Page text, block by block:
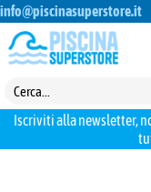
info@piscinasuperstore.it
Iscriviti alla newsletter,